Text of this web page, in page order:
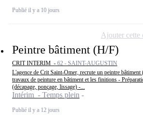
Publié il y a 10 jours
Peintre bâtiment (H/F)
CRIT INTERIM - 62 - SAINT-AUGUSTIN
L'agence de Crit Saint-Omer, recrute un peintre
travaux de peinture en bâtiment et les finitions -
(décapage, ponçage, lissage) -...
Intérim - Temps plein
Publié il y a 12 jours
Ajouter cette